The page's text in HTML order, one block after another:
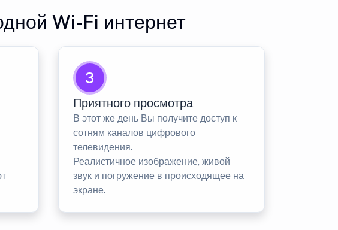
Wi-Fi интернет
3
Приятного просмотра
В этот же день Вы получите доступ к
сотням каналов цифрового
телевидения.
Реалистичное изображение, живой
звук и погружение в происходящее на
экране.